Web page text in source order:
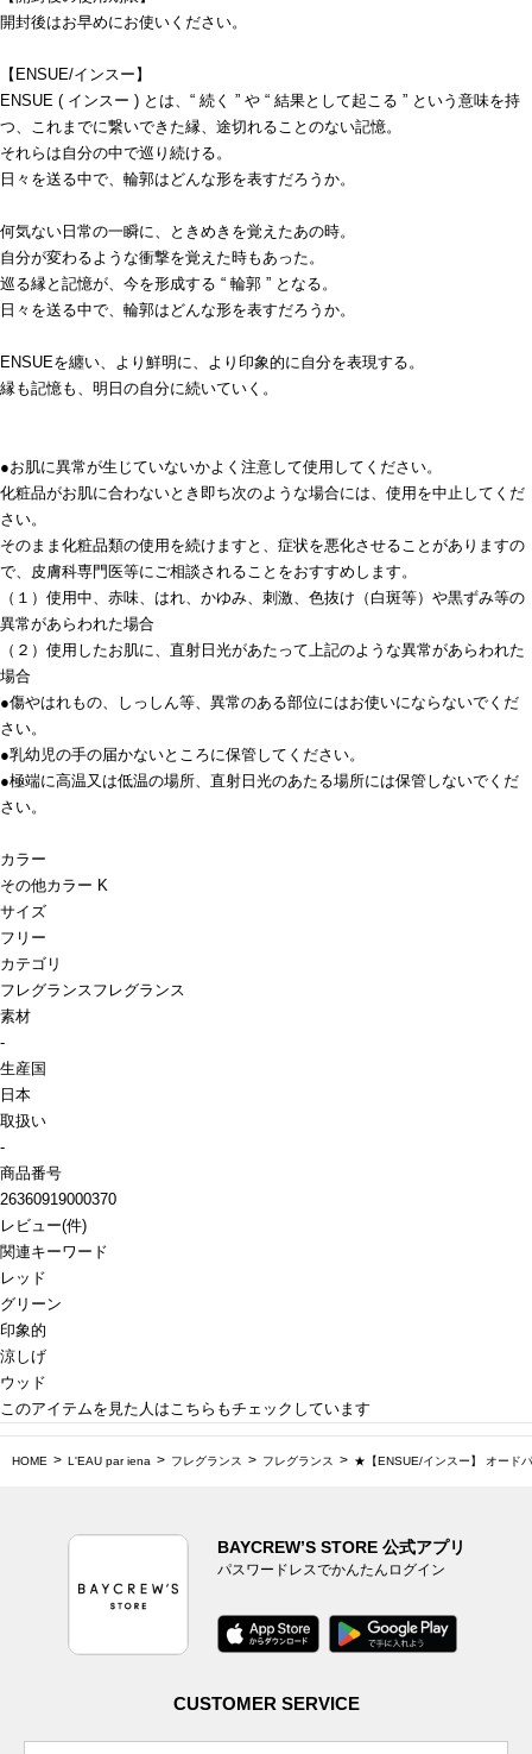
開封後はお早めにお使いください。
【ENSUE/インスー】
ENSUE ( インスー ) とは、“ 続く ” や “ 結果として起こる ” という意味を持
つ、これまでに繋いできた縁、途切れることのない記憶。
それらは自分の中で巡り続ける。
日々を送る中で、輪郭はどんな形を表すだろうか。
何気ない日常の一瞬に、ときめきを覚えたあの時。
自分が変わるような衝撃を覚えた時もあった。
巡る縁と記憶が、今を形成する “ 輪郭 ” となる。
日々を送る中で、輪郭はどんな形を表すだろうか。
ENSUEを纏い、より鮮明に、より印象的に自分を表現する。
縁も記憶も、明日の自分に続いていく。
●お肌に異常が生じていないかよく注意して使用してください。
化粧品がお肌に合わないとき即ち次のような場合には、使用を中止してくだ
さい。
そのまま化粧品類の使用を続けますと、症状を悪化させることがありますの
で、皮膚科専門医等にご相談されることをおすすめします。
（１）使用中、赤味、はれ、かゆみ、刺激、色抜け（白斑等）や黒ずみ等の
異常があらわれた場合
（２）使用したお肌に、直射日光があたって上記のような異常があらわれた
場合
●傷やはれもの、しっしん等、異常のある部位にはお使いにならないでくだ
さい。
●乳幼児の手の届かないところに保管してください。
●極端に高温又は低温の場所、直射日光のあたる場所には保管しないでくだ
さい。
カラー
その他カラー K
サイズ
フリー
カテゴリ
フレグランスフレグランス
素材
-
生産国
日本
取扱い
-
商品番号
26360919000370
レビュー(件)
関連キーワード
レッド
グリーン
印象的
涼しげ
ウッド
このアイテムを見た人はこちらもチェックしています
HOME L'EAU par iena フレグランス フレグランス ★【ENSUE/インスー】 オード
BAYCREW’S STORE 公式アプリ
パスワードレスでかんたんログイン
CUSTOMER SERVICE